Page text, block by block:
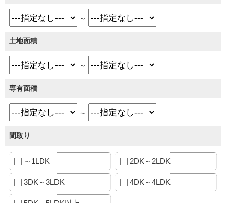
～
土地面積
～
専有面積
～
間取り
～1LDK 2DK～2LDK
3DK～3LDK 4DK～4LDK